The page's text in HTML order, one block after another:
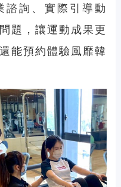
諮詢、 實際引導動
題，讓運動成果更
能預約體驗風靡韓